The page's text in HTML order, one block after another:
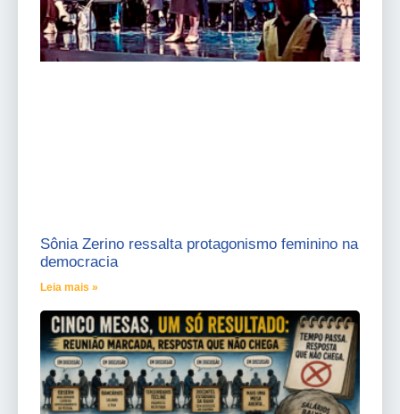
Sônia Zerino ressalta protagonismo feminino na
democracia
Leia mais »